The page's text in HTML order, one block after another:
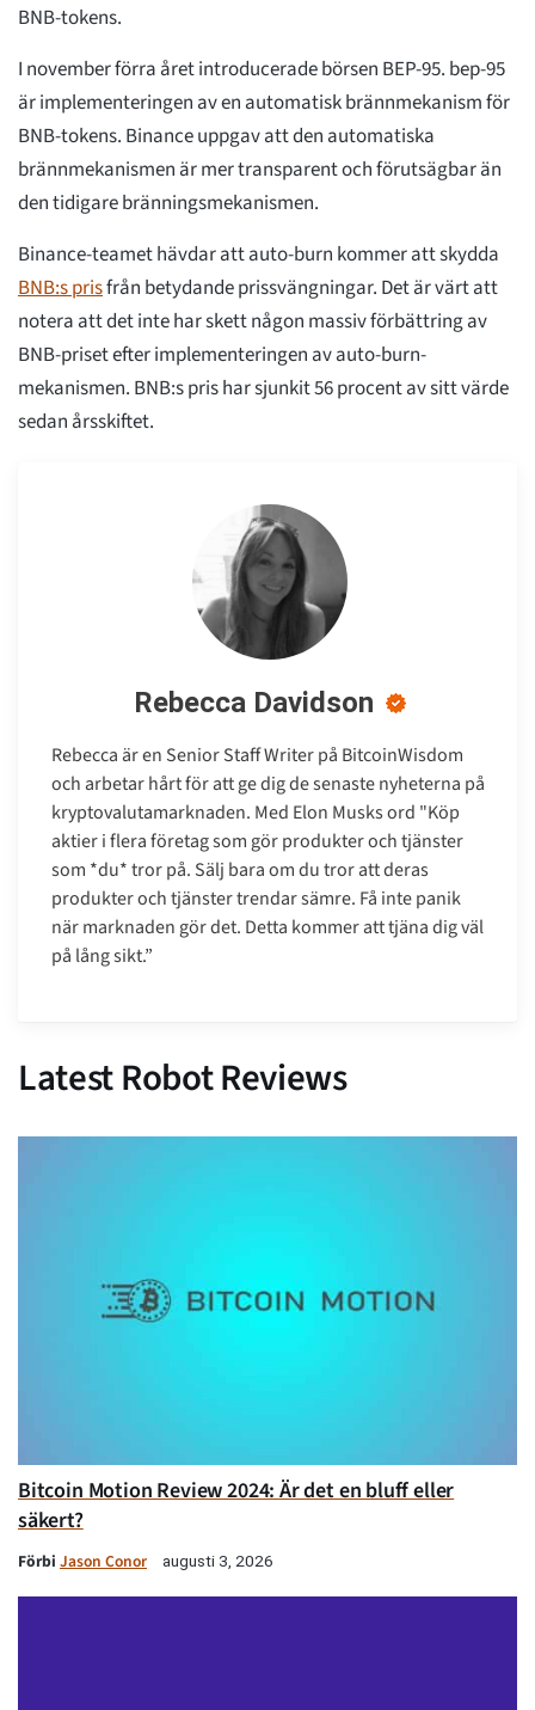
BNB-tokens.
I november förra året introducerade börsen BEP-95. bep-95
är implementeringen av en automatisk brännmekanism för
BNB-tokens. Binance uppgav att den automatiska
brännmekanismen är mer transparent och förutsägbar än
den tidigare bränningsmekanismen.
Binance-teamet hävdar att auto-burn kommer att skydda
BNB:s prisfrån betydande prissvängningar. Det är värt att
notera att det inte har skett någon massiv förbättring av
BNB-priset efter implementeringen av auto-burn-
mekanismen. BNB:s pris har sjunkit 56 procent av sitt värde
sedan årsskiftet.
Rebecca Davidson
Rebecca är en Senior Staff Writer på BitcoinWisdom
och arbetar hårt för att ge dig de senaste nyheterna på
kryptovalutamarknaden. Med Elon Musks ord "Köp
aktier i flera företag som gör produkter och tjänster
som *du* tror på. Sälj bara om du tror att deras
produkter och tjänster trendar sämre. Få inte panik
när marknaden gör det. Detta kommer att tjäna dig väl
på lång sikt.”
Latest Robot Reviews
Bitcoin Motion Review 2024: Är det en bluff eller
säkert?
Förbi Jason Conor augusti 3, 2026